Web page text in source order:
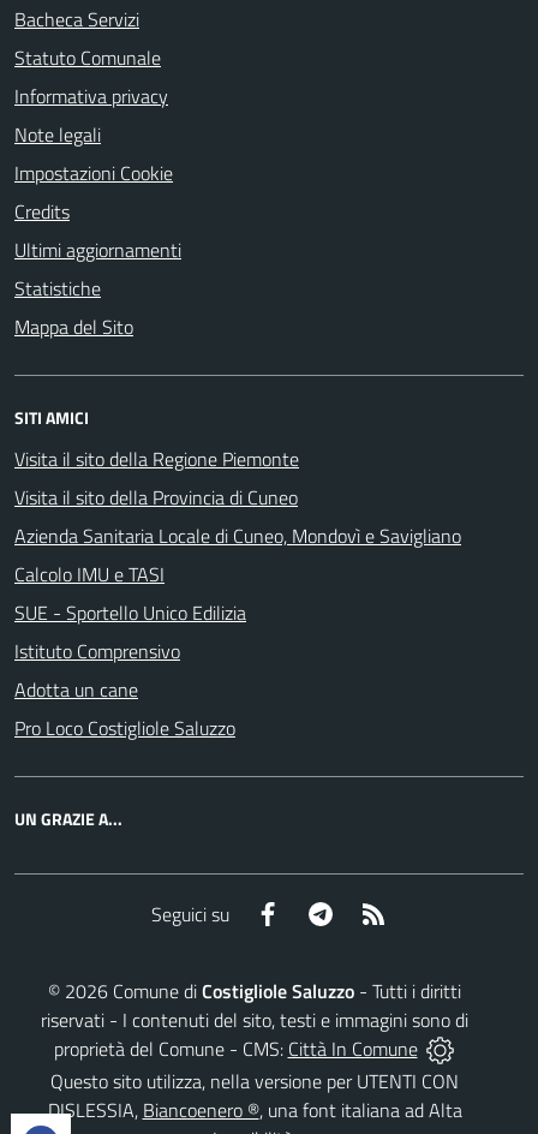
Bacheca Servizi
Statuto Comunale
Informativa privacy
Note legali
Impostazioni Cookie
Credits
Ultimi aggiornamenti
Statistiche
Mappa del Sito
SITI AMICI
Visita il sito della Regione Piemonte
Visita il sito della Provincia di Cuneo
Azienda Sanitaria Locale di Cuneo, Mondovì e Savigliano
Calcolo IMU e TASI
SUE - Sportello Unico Edilizia
Istituto Comprensivo
Adotta un cane
Pro Loco Costigliole Saluzzo
UN GRAZIE A...
Seguici su Facebook Telegram
© 2026 Comune diCostigliole Saluzzo - Tutti i diritti
riservati - I contenuti del sito, testi e immagini sono di
proprietà del Comune - CMS: Città In Comune
Questo sito utilizza, nella versione per UTENTI CON
DISLESSIA, Biancoenero ®, una font italiana ad Alta